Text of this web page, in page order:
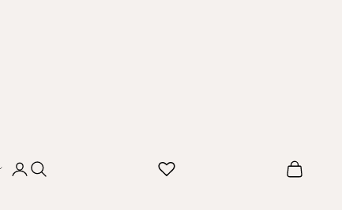
Iniciar sesión
Buscar Cesta